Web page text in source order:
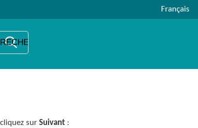
Français
surSuivant :